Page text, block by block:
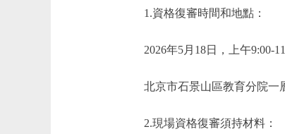
1.資格復審時間和地點：
2026年5月18日，上午9:00-
北京市石景山區教育分院一層
2.現場資格復審須持材料：